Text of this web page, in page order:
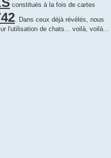
constitués à la fois de cartes
. Dans ceux déjà révélés, nous
l'utilisation de chats... voilà, voilà...